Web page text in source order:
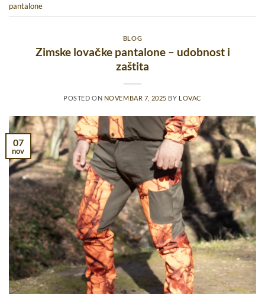
pantalone
BLOG
Zimske lovačke pantalone – udobnost i
zaštita
POSTED ON NOVEMBAR 7, 2025 BY LOVAC
07
nov